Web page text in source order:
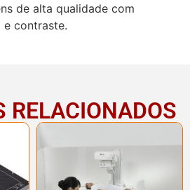
de alta qualidade com
contraste.
RELACIONADOS